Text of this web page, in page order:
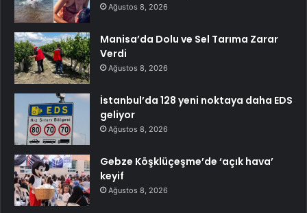
Ağustos 8, 2026
Manisa’da Dolu ve Sel Tarıma Zarar
Verdi
Ağustos 8, 2026
İstanbul’da 128 yeni noktaya daha EDS
geliyor
Ağustos 8, 2026
Gebze Köşklüçeşme’de ‘açık hava’
keyif
Ağustos 8, 2026